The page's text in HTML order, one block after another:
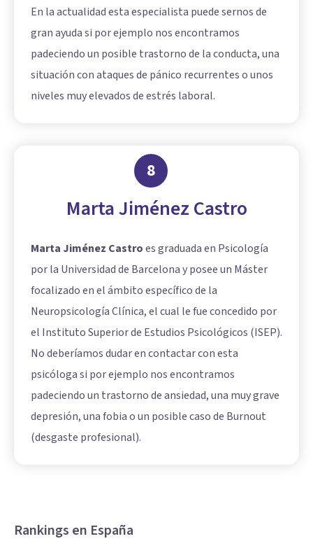
En la actualidad esta especialista puede sernos de
gran ayuda si por ejemplo nos encontramos
padeciendo un posible trastorno de la conducta, una
situación con ataques de pánico recurrentes o unos
niveles muy elevados de estrés laboral.
8
Marta Jiménez Castro
Marta Jiménez Castroes graduada en Psicología
por la Universidad de Barcelona y posee un Máster
focalizado en el ámbito específico de la
Neuropsicología Clínica, el cual le fue concedido por
el Instituto Superior de Estudios Psicológicos (ISEP).
No deberíamos dudar en contactar con esta
psicóloga si por ejemplo nos encontramos
padeciendo un trastorno de ansiedad, una muy grave
depresión, una fobia o un posible caso de Burnout
(desgaste profesional).
Rankings en España